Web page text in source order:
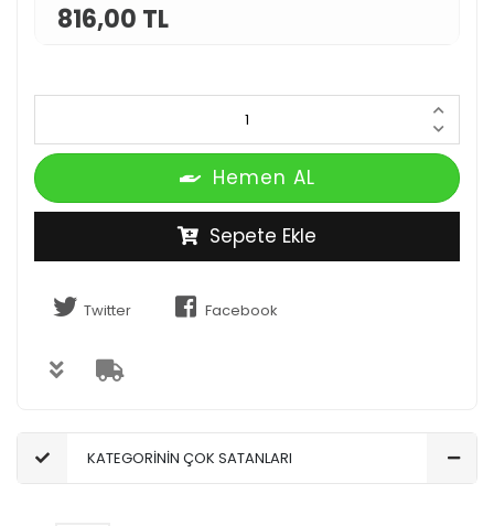
816,00 TL
Hemen AL
Sepete Ekle
Twitter Facebook
KATEGORİNİN ÇOK SATANLARI